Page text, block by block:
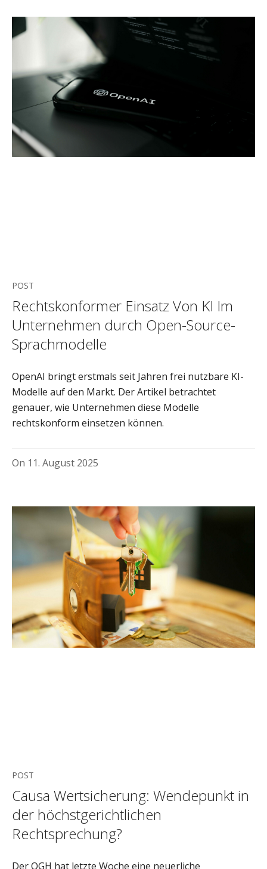
POST
Rechtskonformer Einsatz Von KI Im
Unternehmen durch Open-Source-
Sprachmodelle
OpenAI bringt erstmals seit Jahren frei nutzbare KI-
Modelle auf den Markt. Der Artikel betrachtet
genauer, wie Unternehmen diese Modelle
rechtskonform einsetzen können.
On 11. August 2025
POST
Causa Wertsicherung: Wendepunkt in
der höchstgerichtlichen
Rechtsprechung?
Der OGH hat letzte Woche eine neuerliche